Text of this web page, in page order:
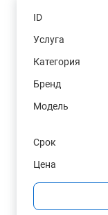
ID
Услуга
Категория
Бренд
Модель
Срок
Цена